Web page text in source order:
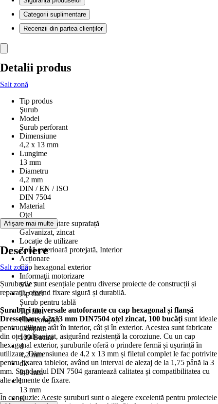
Categorii suplimentare
Recenzii din partea clienților
Detalii produs
Salt zonă
Tip produs
Şurub
Model
Şurub perforant
Dimensiune
4,2 x 13 mm
Lungime
13 mm
Diametru
4,2 mm
DIN / EN / ISO
DIN 7504
Material
Oţel
Suprafață/tratare suprafață
Galvanizat, zincat
Locație de utilizare
Zonă exterioară protejată, Interior
Acționare
Cap hexagonal exterior
Informaţii motorizare
SW 7
Tip filet
Șurub pentru tablă
Tip filet
Filet complet
Conţinut
100 Bucati
d
4,2 mm
dk
8,8 mm
l
13 mm
K
Afișare mai multe
Descriere
Salt zonă
Șuruburile sunt esențiale pentru diverse proiecte de construcții și
reparații, oferind fixare sigură și durabilă.
Șuruburi universale autoforante cu cap hexagonal și flanșă
Dresselhaus 4,2x13 mm DIN7504 oțel zincat, 100 bucăți sunt ideale
pentru utilizare atât în interior, cât și în exterior. Acestea sunt fabricate
din oțel galvanizat, asigurând rezistență la coroziune. Cu un cap
hexagonal exterior, șuruburile oferă o prindere fermă și ușurință în
utilizare. Dimensiunea de 4,2 x 13 mm și filetul complet le fac potrivite
pentru fixarea tablelor, având un interval de alezaj de la 1,75 până la 3
mm. Standardul DIN 7504 garantează calitatea și compatibilitatea cu
alte elemente de fixare.
În concluzie: Aceste șuruburi sunt o alegere excelentă pentru proiectele